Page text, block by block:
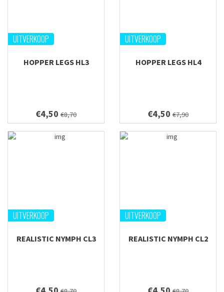
UITVERKOOP
HOPPER LEGS HL3
€4,50 €8,70
UITVERKOOP
HOPPER LEGS HL4
€4,50 €7,90
UITVERKOOP
REALISTIC NYMPH CL3
UITVERKOOP
REALISTIC NYMPH CL2